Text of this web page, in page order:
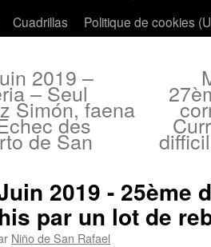
Cuadrillas Politique de cookies
2019 –
– Seul
Simón, faena
des
de San
2019 - 25ème
par un lot de
Niño de San Rafael